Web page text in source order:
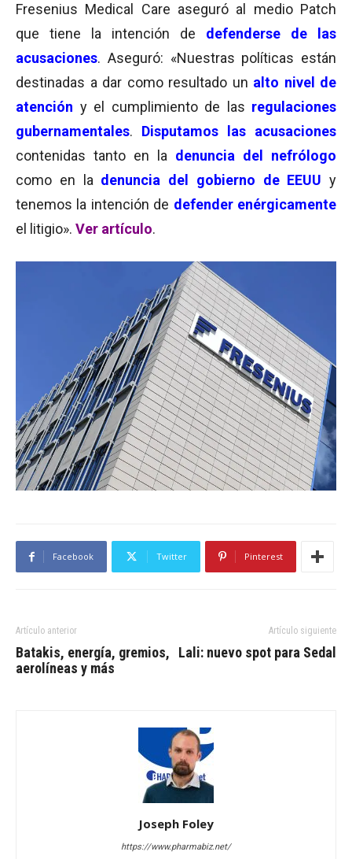
Fresenius Medical Care aseguró al medio Patch
que tiene la intención de defenderse de las
acusaciones. Aseguró: «Nuestras políticas están
destinadas a dar como resultado un alto nivel de
atención y el cumplimiento de las regulaciones
gubernamentales. Disputamos las acusaciones
contenidas tanto en la denuncia del nefrólogo
como en la denuncia del gobierno de EEUU y
tenemos la intención de defender enérgicamente
el litigio». Ver artículo.
Facebook Twitter Pinterest
Artículo anterior
Batakis, energía, gremios,
aerolíneas y más
Artículo siguiente
Lali: nuevo spot para Sedal
Joseph Foley
https://www.pharmabiz.net/